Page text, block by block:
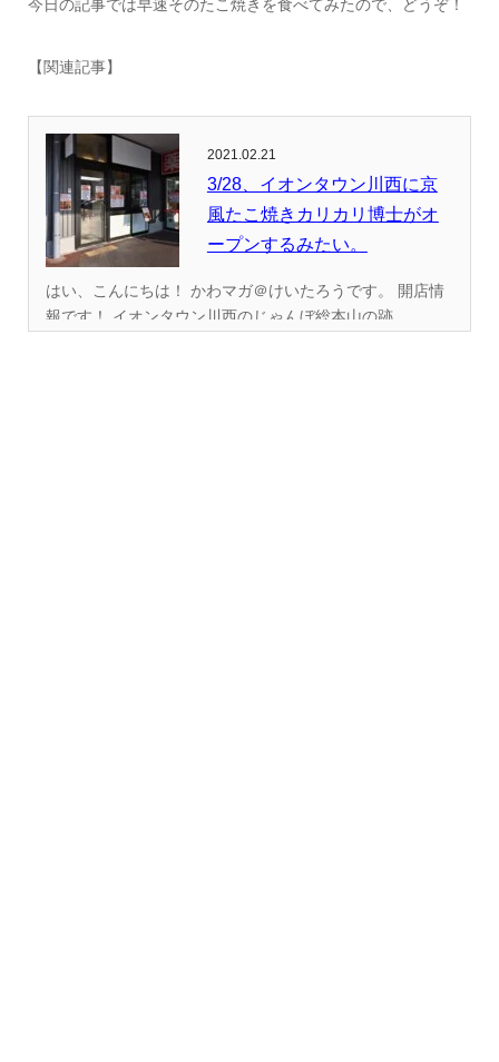
今日の記事では早速そのたこ焼きを食べてみたので、どうぞ！
【関連記事】
2021.02.21
3/28、イオンタウン川西に京
風たこ焼きカリカリ博士がオ
ープンするみたい。
はい、こんにちは！ かわマガ＠けいたろうです。 開店情
報です！ イオンタウン川西のじゃんぼ総本山の跡...